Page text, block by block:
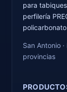
para
perfilería
San Antonio
provincias